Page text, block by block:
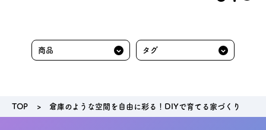
TOP 倉庫のような空間を自由に彩る！DIYで育てる家づくり